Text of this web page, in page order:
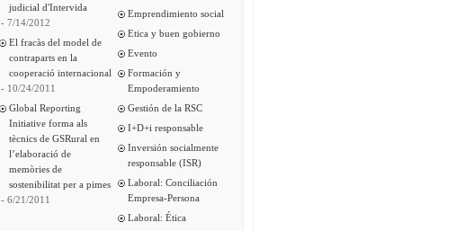
judicial d'Intervida
- 7/14/2012
El fracàs del model de
contraparts en la
cooperació internacional
- 10/24/2011
Global Reporting
Initiative forma als
tècnics de GSRural en
l’elaboració de
memòries de
sostenibilitat per a pimes
- 6/21/2011
Emprendimiento social
Etica y buen gobierno
Evento
Formación y
Empoderamiento
Gestión de la RSC
I+D+i responsable
Inversión socialmente
responsable (ISR)
Laboral: Conciliación
Empresa-Persona
Laboral: Ética